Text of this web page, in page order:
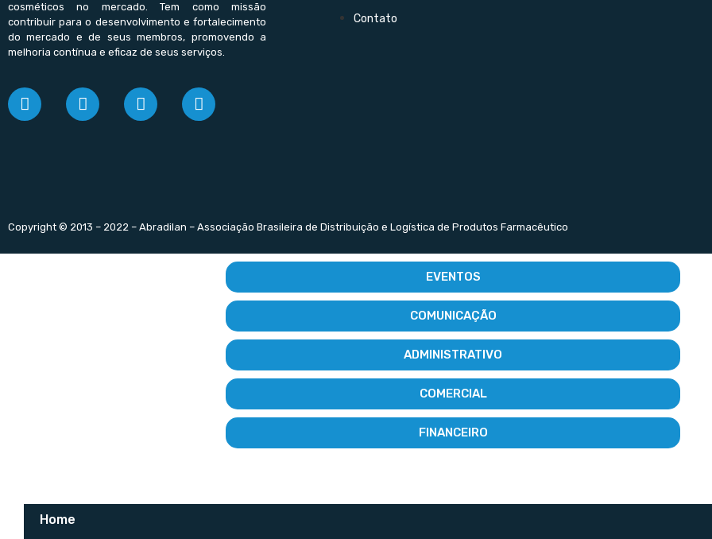
cosméticos no mercado. Tem como missão
contribuir para o desenvolvimento e fortalecimento
do mercado e de seus membros, promovendo a
melhoria contínua e eficaz de seus serviços.
Contato
Copyright © 2013 – 2022 – Abradilan – Associação Brasileira de Distribuição e Logística de Produtos Farmacêutico
EVENTOS
COMUNICAÇÃO
ADMINISTRATIVO
COMERCIAL
FINANCEIRO
Home